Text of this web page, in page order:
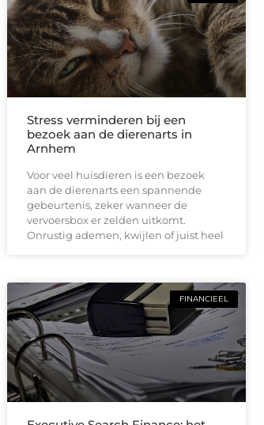
Stress verminderen bij een
bezoek aan de dierenarts in
Arnhem
Voor veel huisdieren is een bezoek
aan de dierenarts een spannende
gebeurtenis, zeker wanneer de
vervoersbox er zelden uitkomt.
Onrustig ademen, kwijlen of juist heel
FINANCIEEL